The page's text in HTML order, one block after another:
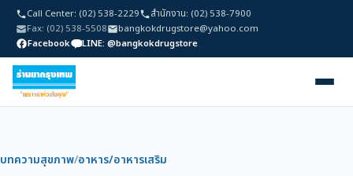
Call Center: (02) 538-2229
สำนักงาน: (02) 538-7900
Fax: (02) 538-5508
bangkokdrugstore@yahoo.com
Facebook
LINE: @bangkokdrugstore
บทความสุขภาพ/อาหาร/อาหารเสริม